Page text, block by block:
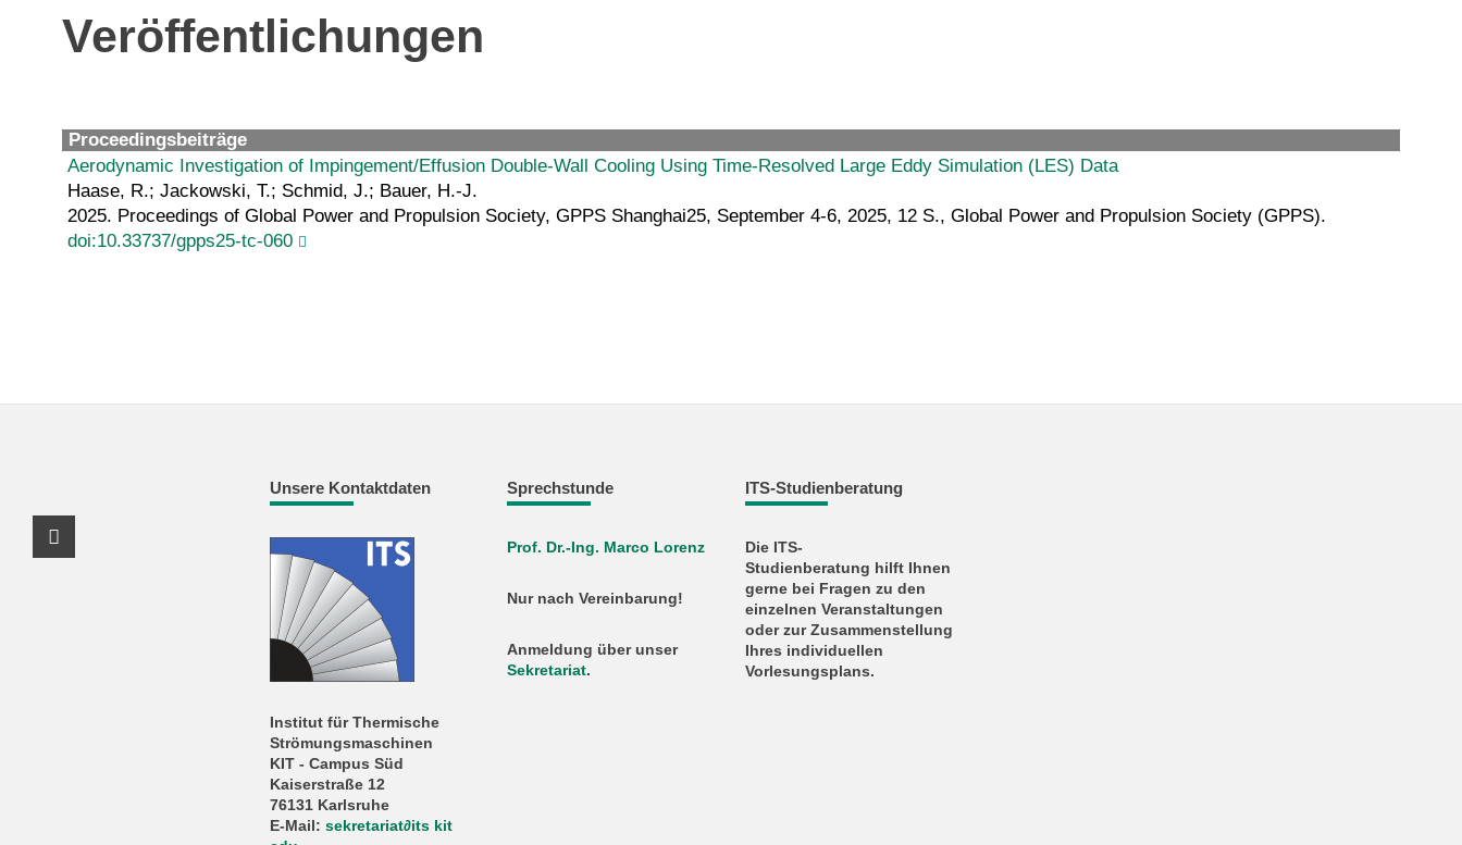
Veröffentlichungen
Proceedingsbeiträge
Aerodynamic Investigation of Impingement/Effusion Double-Wall Cooling Using Time-Resolved Large Eddy Simulation (LES) Data
Haase, R.; Jackowski, T.; Schmid, J.; Bauer, H.-J.
2025. Proceedings of Global Power and Propulsion Society, GPPS Shanghai25, September 4-6, 2025, 12 S., Global Power and Propulsion Society (GPPS).
doi:10.33737/gpps25-tc-060
Unsere Kontaktdaten
Institut für Thermische
Strömungsmaschinen
KIT - Campus Süd
Kaiserstraße 12
76131 Karlsruhe
E-Mail:sekretariat∂its kit
Sprechstunde
Prof. Dr.-Ing. Marco Lorenz
Nur nach Vereinbarung!
Anmeldung über unser
Sekretariat.
ITS-Studienberatung
Die ITS-
Studienberatung hilft Ihnen
gerne bei Fragen zu den
einzelnen Veranstaltungen
oder zur Zusammenstellung
Ihres individuellen
Vorlesungsplans.
Youtube Profil